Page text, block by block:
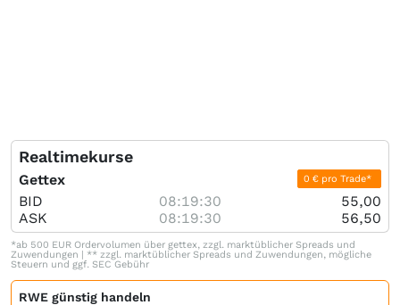
Realtimekurse
Gettex 0 € pro Trade*
BID 08:19:30
55,00
ASK
08:19:30 56,50
*ab 500 EUR Ordervolumen über gettex, zzgl. marktüblicher Spreads und
Zuwendungen | ** zzgl. marktüblicher Spreads und Zuwendungen, mögliche
Steuern und ggf. SEC Gebühr
RWE günstig handeln